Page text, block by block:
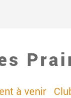
à venir